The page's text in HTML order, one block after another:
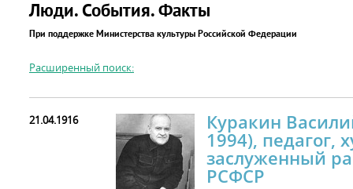
Люди. События. Факты
При поддержке Министерства культуры Российской Федерации
Расширенный поиск:
21.04.1916 Куракин
1994), педагог,
заслуженный
РСФСР